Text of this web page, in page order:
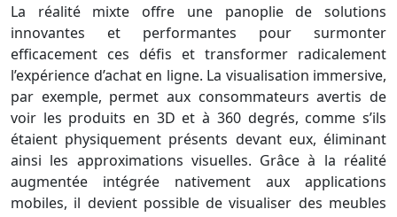
La réalité mixte offre une panoplie de solutions
innovantes et performantes pour surmonter
efficacement ces défis et transformer radicalement
l’expérience d’achat en ligne. La visualisation immersive,
par exemple, permet aux consommateurs avertis de
voir les produits en 3D et à 360 degrés, comme s’ils
étaient physiquement présents devant eux, éliminant
ainsi les approximations visuelles. Grâce à la réalité
augmentée intégrée nativement aux applications
mobiles, il devient possible de visualiser des meubles